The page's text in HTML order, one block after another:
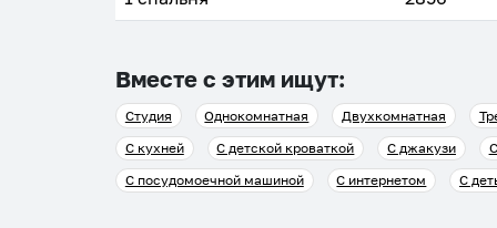
Вместе с этим ищут:
Студия Однокомнатная Двухкомнатная
С кухней
С детской кроваткой С джакузи
С посудомоечной машиной
С интернетом С